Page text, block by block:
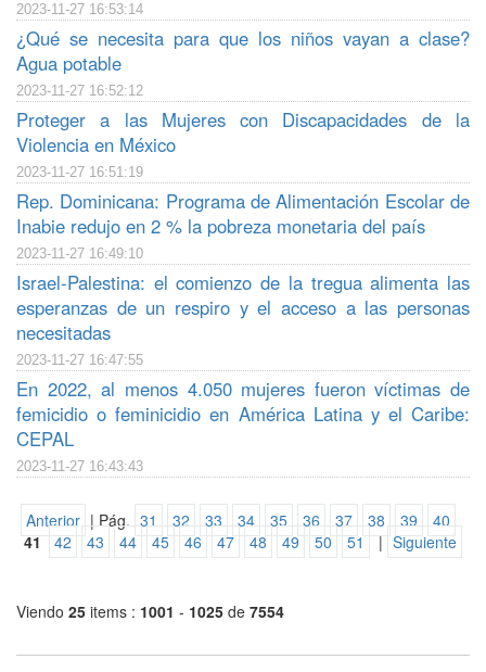
2023-11-27 16:53:14
¿Qué se necesita para que los niños vayan a clase?
Agua potable
2023-11-27 16:52:12
Proteger a las Mujeres con Discapacidades de la
Violencia en México
2023-11-27 16:51:19
Rep. Dominicana: Programa de Alimentación Escolar de
Inabie redujo en 2 % la pobreza monetaria del país
2023-11-27 16:49:10
Israel-Palestina: el comienzo de la tregua alimenta las
esperanzas de un respiro y el acceso a las personas
necesitadas
2023-11-27 16:47:55
En 2022, al menos 4.050 mujeres fueron víctimas de
femicidio o feminicidio en América Latina y el Caribe:
CEPAL
2023-11-27 16:43:43
Anterior | Pág. 31 32 33 34 35 36 37 38 39
40
41 42 43 44 45 46 47 48 49 50 51 | Siguiente
Viendo 25 items : 1001 - 1025 de 7554